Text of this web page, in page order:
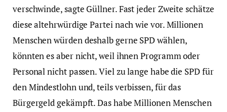
verschwinde, sagte Güllner. Fast jeder Zweite schätze
diese altehrwürdige Partei nach wie vor. Millionen
Menschen würden deshalb gerne SPD wählen,
könnten es aber nicht, weil ihnen Programm oder
Personal nicht passen. Viel zu lange habe die SPD für
den Mindestlohn und, teils verbissen, für das
Bürgergeld gekämpft. Das habe Millionen Menschen